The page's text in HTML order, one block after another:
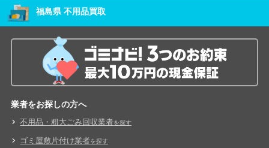
福島県 不用品買取
業者をお探しの方へ
不用品・粗大ごみ回収業者を探す
ゴミ屋敷片付け業者を探す